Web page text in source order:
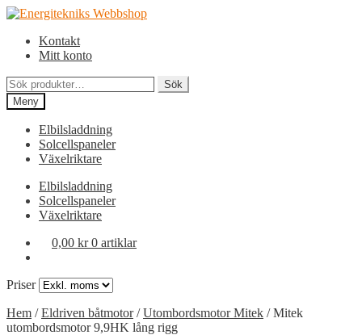
Hoppa
navigering
Hoppa
innehållKontakt
Mitt konto
Sök
efter:
Sök
Meny
Elbilsladdning
Solcellspaneler
Växelriktare
Elbilsladdning
Solcellspaneler
Växelriktare
0,00 kr 0 artiklar
Priser
Hem /Eldriven båtmotor/Utombordsmotor Mitek /Mitek
utombordsmotor 9,9HK lång rigg